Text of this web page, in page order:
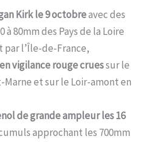
Kirk le 9 octobreavec des
80mm des Pays de la Loire
par l’Île-de-France,
vigilance rouge cruessur le
Marne et sur le Loir-amont en
de grande ampleur les 16
approchant les 700mm